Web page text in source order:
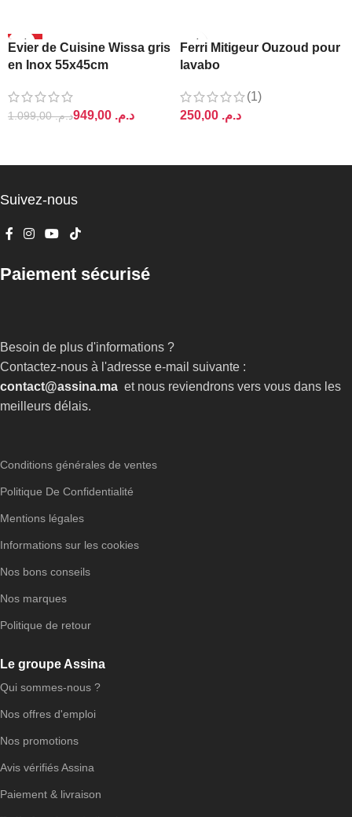
-14%
Evier de Cuisine Wissa gris
en Inox 55x45cm
د.م.1.099,00 د.م.
Ferri Mitigeur Ouzoud pour
lavabo
(1)
د.م.
Le groupe Assina
Qui sommes-nous ?
Nos offres d'emploi
Nos promotions
Avis vérifiés Assina
Paiement & livraison
Conditions générales de ventes
Politique De Confidentialité
Mentions légales
Informations sur les cookies
Nos bons conseils
Nos marques
Politique de retour
Suivez-nous
Paiement sécurisé
Besoin de plus d'informations ?
Contactez-nous à l'adresse e-mail suivante :
contact@assina.ma et nous reviendrons vers vous dans les
meilleurs délais.